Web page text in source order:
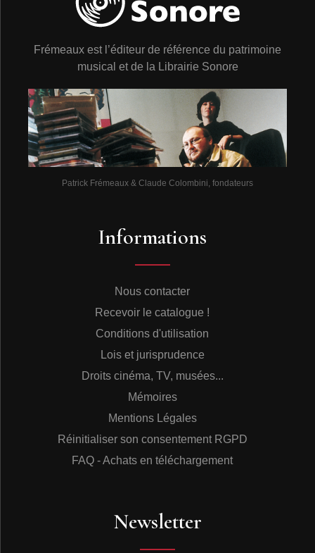
Frémeaux est l’éditeur de référence du patrimoine
musical et de la Librairie Sonore
Patrick Frémeaux & Claude Colombini, fondateurs
Informations
Nous contacter
Recevoir le catalogue !
Conditions d'utilisation
Lois et jurisprudence
Droits cinéma, TV, musées...
Mémoires
Mentions Légales
Réinitialiser son consentement RGPD
FAQ - Achats en téléchargement
Newsletter